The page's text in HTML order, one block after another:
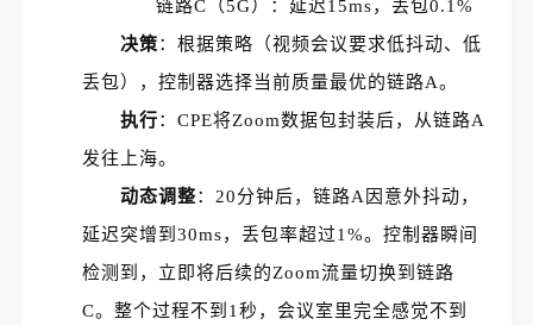
链路C（5G）：延迟15ms，丢包0.1%
决策：根据策略（视频会议要求低抖动、低
丢包），控制器选择当前质量最优的链路A。
执行：CPE将Zoom数据包封装后，从链路A
发往上海。
动态调整：20分钟后，链路A因意外抖动，
延迟突增到30ms，丢包率超过1%。控制器瞬间
检测到，立即将后续的Zoom流量切换到链路
C。整个过程不到1秒，会议室里完全感觉不到